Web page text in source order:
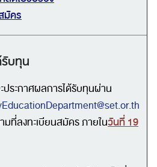
มัคร
บทุน
ระกาศผลการได้รับทุนผ่าน
มที่ลงทะเบียนสมัครภายในวันที่19